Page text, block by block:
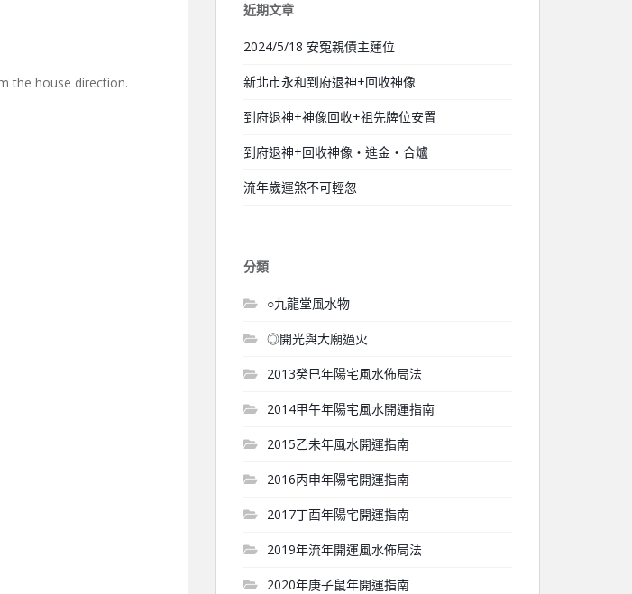
the house direction.
近期文章
2024/5/18 安冤親債主蓮位
新北市永和到府退神+回收神像
到府退神+神像回收+祖先牌位安置
到府退神+回收神像‧進金‧合爐
流年歲運煞不可輕忽
分類
○九龍堂風水物
◎開光與大廟過火
2013癸巳年陽宅風水佈局法
2014甲午年陽宅風水開運指南
2015乙未年風水開運指南
2016丙申年陽宅開運指南
2017丁酉年陽宅開運指南
2019年流年開運風水佈局法
2020年庚子鼠年開運指南